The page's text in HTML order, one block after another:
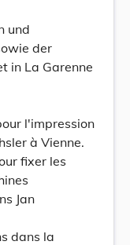
und
der
in La Garenne
l'impression
à Vienne.
fixer les
Jan
dans la